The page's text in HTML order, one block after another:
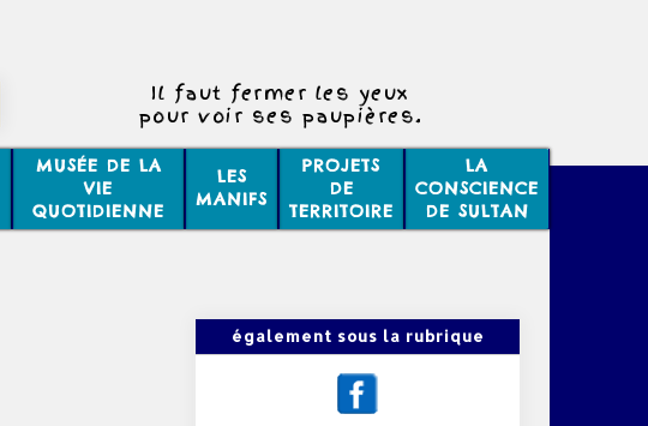
Il faut fermer les yeux
pour voir ses paupières.
MUSÉE DE LA
VIE
QUOTIDIENNE
LES
MANIFS
PROJETS
DE
TERRITOIRE
LA
CONSCIENCE
DE SULTAN
également sous la rubrique